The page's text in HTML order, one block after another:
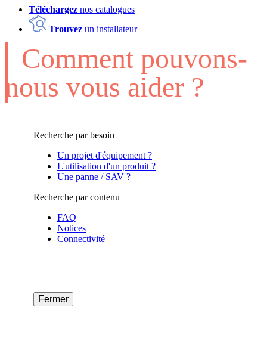
Téléchargez nos catalogues
Trouvez un installateur
Comment pouvons-
nous vous aider ?
Recherche par besoin
Un projet d'équipement ?
L'utilisation d'un produit ?
Une panne / SAV ?
Recherche par contenu
FAQ
Notices
Connectivité
Fermer